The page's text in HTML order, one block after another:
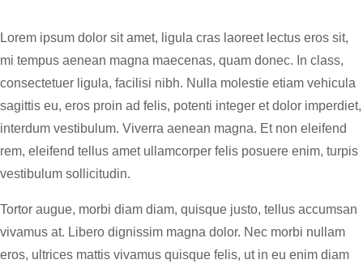
Lorem ipsum dolor sit amet, ligula cras laoreet lectus eros sit,
mi tempus aenean magna maecenas, quam donec. In class,
consectetuer ligula, facilisi nibh. Nulla molestie etiam vehicula
sagittis eu, eros proin ad felis, potenti integer et dolor imperdiet,
interdum vestibulum. Viverra aenean magna. Et non eleifend
rem, eleifend tellus amet ullamcorper felis posuere enim, turpis
vestibulum sollicitudin.
Tortor augue, morbi diam diam, quisque justo, tellus accumsan
vivamus at. Libero dignissim magna dolor. Nec morbi nullam
eros, ultrices mattis vivamus quisque felis, ut in eu enim diam